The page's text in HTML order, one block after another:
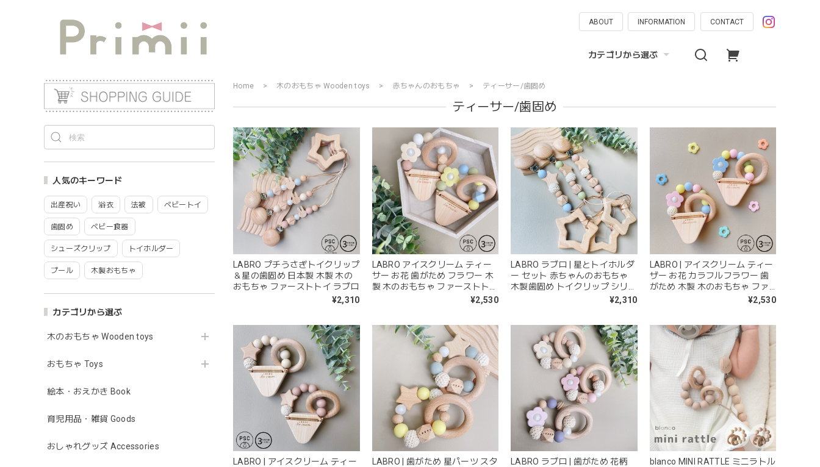
ABOUT INFORMATION CONTACT
カテゴリから選ぶ
人気のキーワード
出産祝い 浴衣 法被 ベビートイ
歯固め ベビー食器
シューズクリップ トイホルダー
プール 木製おもちゃ
カテゴリから選ぶ
木のおもちゃ Wooden toys
おもちゃ Toys
絵本・おえかき Book
育児用品・雑貨 Goods
おしゃれグッズ Accessories
Home 木のおもちゃ Wooden toys 赤ちゃんのおもちゃ ティーサー/歯固め
ティーサー/歯固め
LABRO プチうさぎトイクリップ
＆星の歯固め 日本製 木製 木の
おもちゃ ファーストトイ ラブロ
¥2,310
LABRO アイスクリーム ティー
サー お花 歯がため フラワー 木
製 木のおもちゃ ファーストトイ
¥2,530
LABRO ラブロ | 星とトイホルダ
ー セット 赤ちゃんのおもちゃ
木製歯固め トイクリップ シリコ
¥2,310
LABRO | アイスクリーム ティー
ザー お花 カラフルフラワー 歯
がため 木製 木のおもちゃ ファ
ーストトイ 日本製 ラブロ¥2,530
LABRO | アイスクリーム ティー
LABRO | 歯がため 星パーツ スタ
LABRO ラブロ | 歯がため 花柄
blanco MINI RATTLE ミニラトル